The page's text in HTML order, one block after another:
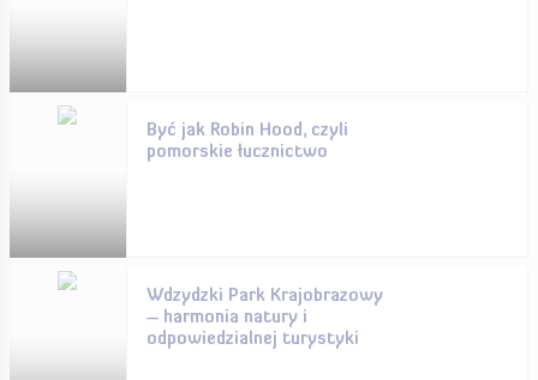
Być jak Robin Hood, czyli
pomorskie łucznictwo
Wdzydzki Park Krajobrazowy
– harmonia natury i
odpowiedzialnej turystyki